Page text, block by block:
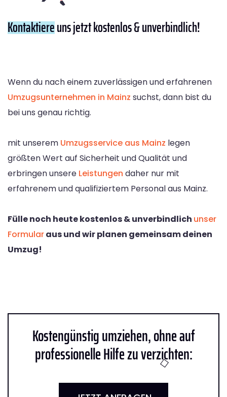
Kontaktiereuns jetzt kostenlos & unverbindlich!
Wenn du nach einem zuverlässigen und erfahrenen
Umzugsunternehmen in Mainz suchst, dann bist du
bei uns genau richtig.
mit unserem Umzugsservice aus Mainz legen
größten Wert auf Sicherheit und Qualität und
erbringen unsere Leistungen daher nur mit
erfahrenem und qualifiziertem Personal aus Mainz.
Fülle noch heute kostenlos & unverbindlich unser
Formularaus und wir planen gemeinsam deinen
Umzug!
Kostengünstig umziehen, ohne auf
professionelle Hilfe zu verzichten: